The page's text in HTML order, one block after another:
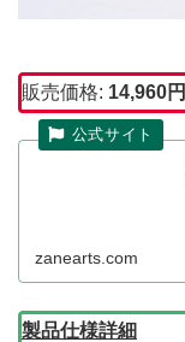
販売価格: 14,960円
zanearts.com
製品仕様詳細